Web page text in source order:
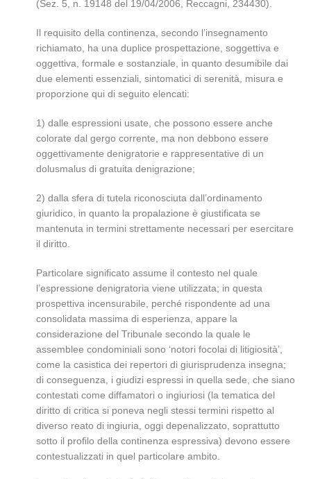
(Sez. 5, n. 19148 del 19/04/2006, Reccagni, 234430).
Il requisito della continenza, secondo l’insegnamento
richiamato, ha una duplice prospettazione, soggettiva e
oggettiva, formale e sostanziale, in quanto desumibile dai
due elementi essenziali, sintomatici di serenità, misura e
proporzione qui di seguito elencati:
1) dalle espressioni usate, che possono essere anche
colorate dal gergo corrente, ma non debbono essere
oggettivamente denigratorie e rappresentative di un
dolusmalus di gratuita denigrazione;
2) dalla sfera di tutela riconosciuta dall’ordinamento
giuridico, in quanto la propalazione è giustificata se
mantenuta in termini strettamente necessari per esercitare
il diritto.
Particolare significato assume il contesto nel quale
l’espressione denigratoria viene utilizzata; in questa
prospettiva incensurabile, perché rispondente ad una
consolidata massima di esperienza, appare la
considerazione del Tribunale secondo la quale le
assemblee condominiali sono ‘notori focolai di litigiosità’,
come la casistica dei repertori di giurisprudenza insegna;
di conseguenza, i giudizi espressi in quella sede, che siano
contestati come diffamatori o ingiuriosi (la tematica del
diritto di critica si poneva negli stessi termini rispetto al
diverso reato di ingiuria, oggi depenalizzato, soprattutto
sotto il profilo della continenza espressiva) devono essere
contestualizzati in quel particolare ambito.